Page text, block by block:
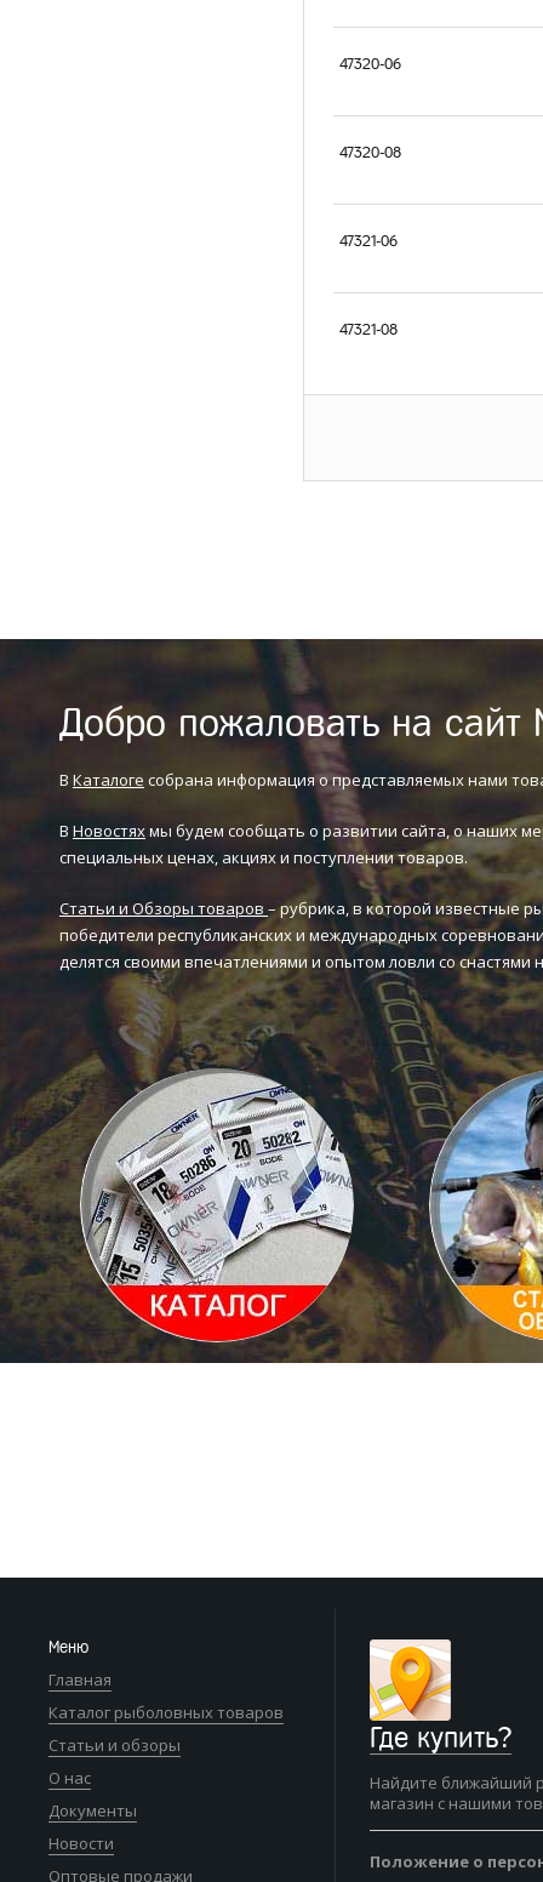
47320-06
47320-08
47321-06
47321-08
Добро пожаловать на сайт
В Каталоге собрана информация о представляемых нами
В Новостяхмы будем сообщать о развитии сайта, о наших
специальных ценах, акциях и поступлении товаров.
Статьи и Обзоры товаров – рубрика, в которой известные
победители республиканских и международных
делятся своими впечатлениями и опытом ловли со снастями
Каталог товаров Статьи и
Меню
Главная
Каталог рыболовных товаров
Статьи и обзоры
О нас
Документы
Новости
Оптовые продажи
Где купить?
Найдите ближайший
магазин с нашими
Положение о